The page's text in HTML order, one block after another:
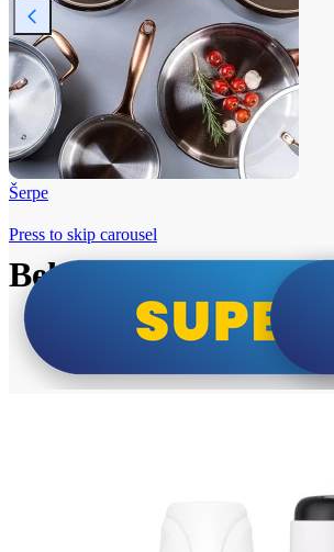
Šerpe
Beko i Tesla super cene
Press to skip carousel